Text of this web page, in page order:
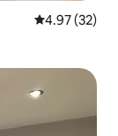
औसत रेटिंग 5 में
4.97 (32)